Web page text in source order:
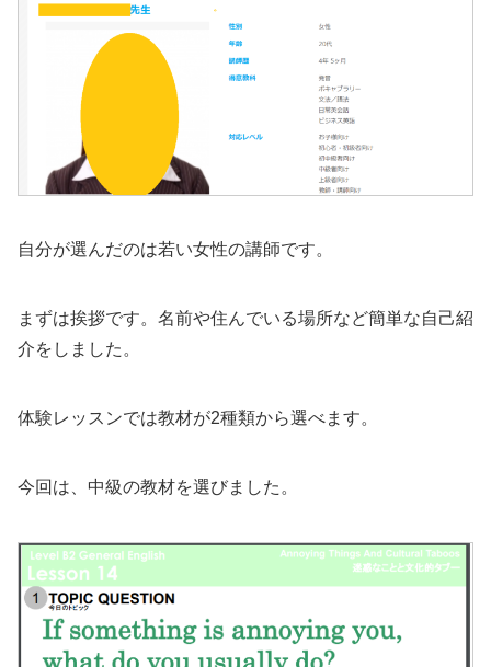
自分が選んだのは若い女性の講師です。
まずは挨拶です。名前や住んでいる場所など簡単な自己紹
介をしました。
体験レッスンでは教材が2種類から選べます。
今回は、中級の教材を選びました。